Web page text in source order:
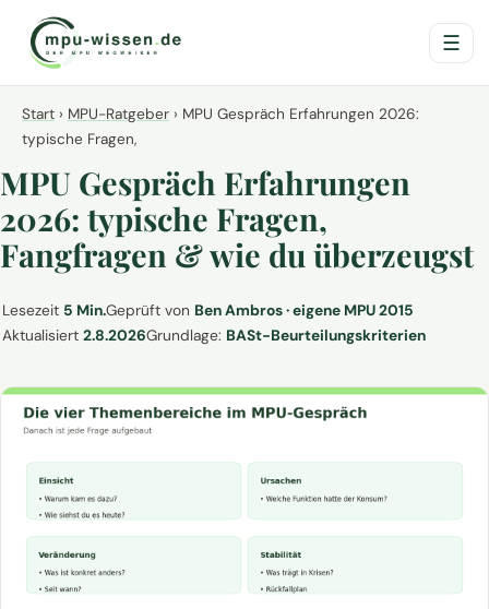
☰
Start › MPU-Ratgeber › MPU Gespräch Erfahrungen 2026:
typische Fragen,
MPU Gespräch Erfahrungen
2026: typische Fragen,
Fangfragen & wie du überzeugst
Lesezeit 5 Min.Geprüft von Ben Ambros · eigene MPU 2015
Aktualisiert 2.8.2026Grundlage: BASt-Beurteilungskriterien